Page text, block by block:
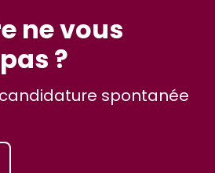
ne vous
?
spontanée